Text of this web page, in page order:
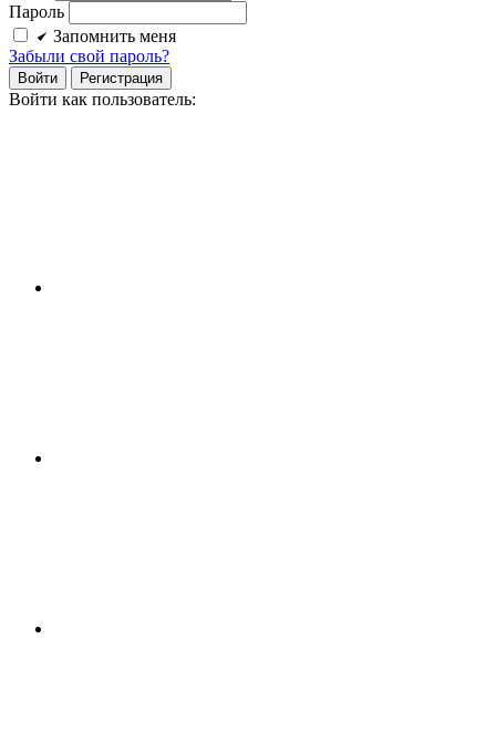
Пароль
Запомнить меня
Забыли свой пароль?
Войти Регистрация
Войти как пользователь: